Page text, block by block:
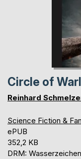
Circle of
Reinhard
Science Fiction &
ePUB
352,2 KB
DRM: Wasserzeichen